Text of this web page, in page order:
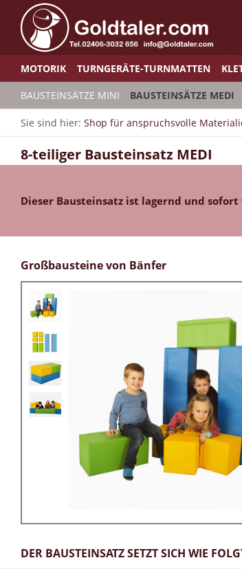
MOTORIK TURNGERÄTE-TURNMATTEN
BAUSTEINSÄTZE MINI BAUSTEINSÄTZE MEDI
Sie sind hier: Shop für anspruchsvolle
8-teiliger Bausteinsatz MEDI
Dieser Bausteinsatz ist lagernd und
Großbausteine von Bänfer
DER BAUSTEINSATZ SETZT SICH WIE